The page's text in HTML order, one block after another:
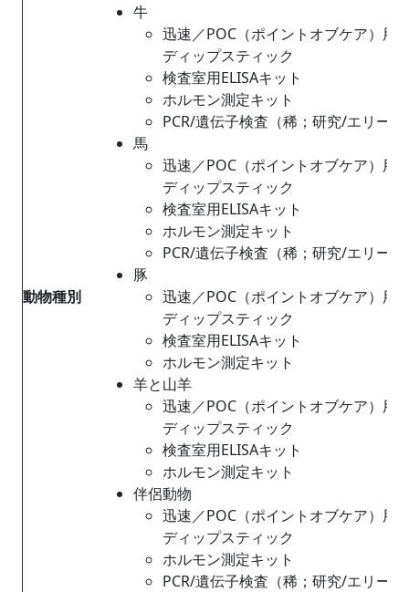
動物種別
牛
迅速／POC（ポイントオブケア）用
ディップスティック
検査室用ELISAキット
ホルモン測定キット
PCR/遺伝子検査（稀；研究/エリー
馬
迅速／POC（ポイントオブケア）用
ディップスティック
検査室用ELISAキット
ホルモン測定キット
PCR/遺伝子検査（稀；研究/エリー
豚
迅速／POC（ポイントオブケア）用
ディップスティック
検査室用ELISAキット
ホルモン測定キット
羊と山羊
迅速／POC（ポイントオブケア）用
ディップスティック
検査室用ELISAキット
ホルモン測定キット
伴侶動物
迅速／POC（ポイントオブケア）用
ディップスティック
ホルモン測定キット
PCR/遺伝子検査（稀；研究/エリー